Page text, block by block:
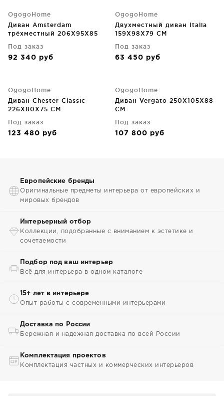
OgogoHome
Диван Amsterdam
трёхместный 206X95X85
Под заказ
92 340 руб
OgogoHome
Двухместный диван Italia
159X98X79 CM
Под заказ
63 450 руб
OgogoHome
Диван Chester Classic
226X80X75 CM
Под заказ
123 480 руб
OgogoHome
Диван Vergato 250X105X88
CM
Под заказ
107 800 руб
Европейские бренды
Оригинальные предметы интерьера от европейских и
мировых брендов
Интерьерный отбор
Коллекции, подобранные с вниманием к эстетике и
сочетаемости
Подбор под ваш интерьер
Всё для интерьера в одном каталоге
15+ лет в интерьере
Опыт работы с современными интерьерами
Доставка по России
Бережная и надежная доставка по всей России
Комплектация проектов
Комплектация частных и коммерческих интерьеров